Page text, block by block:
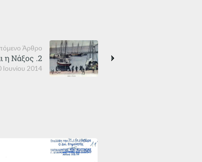
Άρθρο
Ιουνίου 2014
η Νάξος .2